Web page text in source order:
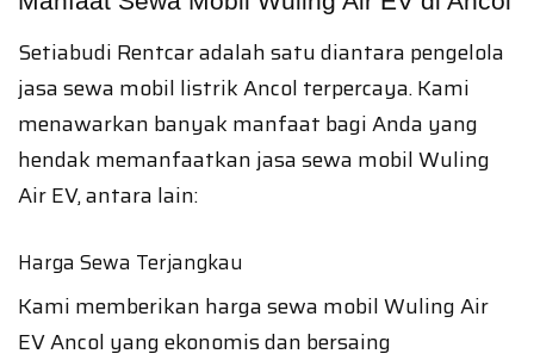
Setiabudi Rentcar adalah satu diantara pengelola
jasa sewa mobil listrik Ancol terpercaya. Kami
menawarkan banyak manfaat bagi Anda yang
hendak memanfaatkan jasa sewa mobil Wuling
Air EV, antara lain:
Harga Sewa Terjangkau
Kami memberikan harga sewa mobil Wuling Air
EV Ancol yang ekonomis dan bersaing